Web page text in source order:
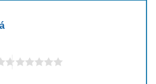
Delivery và DisplayPort ở
1